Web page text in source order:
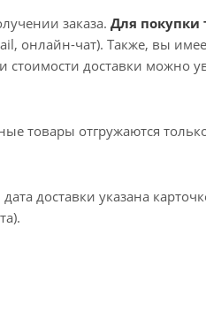
заказа. Для покупки
онлайн-чат). Также, вы
доставки можно
товары отгружаются
доставки указана